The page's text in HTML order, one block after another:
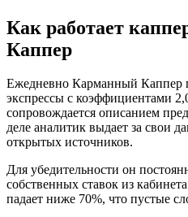
Как работает
Каппер
Ежедневно Карманный Каппер
экспрессы с коэффициентами
сопровождается описанием
деле аналитик выдает за свои
открытых источников.
Для убедительности он
собственных ставок из
падает ниже 70%, что пустые